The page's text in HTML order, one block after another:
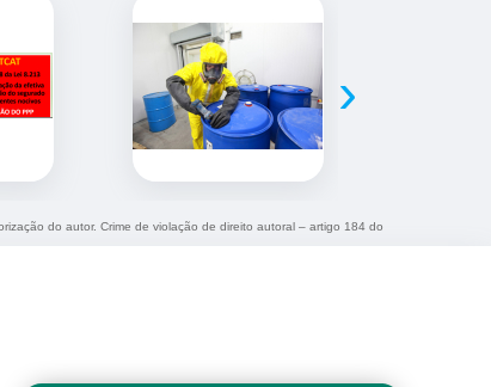
›
do autor. Crime de violação de direito autoral – artigo 184 do